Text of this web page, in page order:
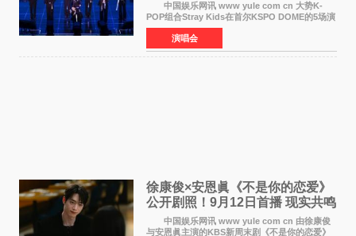
中国娱乐网讯 www yule com cn 大势K-
POP组合Stray Kids在首尔KSPO DOME的5场演
唱会全部售罄，为新世界巡演拉开序幕。据所属
社JYP娱乐透露，Stray Kids于上月25至26日、
29日及本月1至2日
演唱会
徐康俊×安恩眞《不是你的恋爱》
公开剧照！9月12日首播 现实共鸣
罗曼史来袭
中国娱乐网讯 www yule com cn 由徐康俊
与安恩眞主演的KBS新周末剧《不是你的恋爱》